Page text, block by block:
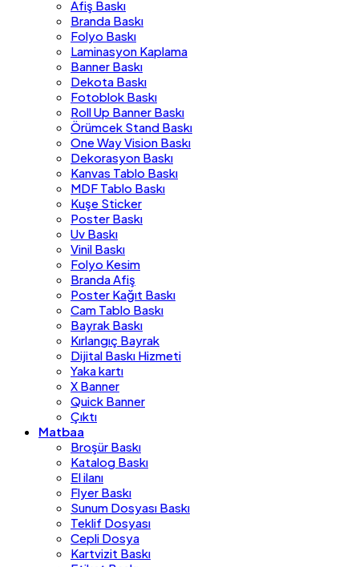
Afiş Baskı
Branda Baskı
Folyo Baskı
Laminasyon Kaplama
Banner Baskı
Dekota Baskı
Fotoblok Baskı
Roll Up Banner Baskı
Örümcek Stand Baskı
One Way Vision Baskı
Dekorasyon Baskı
Kanvas Tablo Baskı
MDF Tablo Baskı
Kuşe Sticker
Poster Baskı
Uv Baskı
Vinil Baskı
Folyo Kesim
Branda Afiş
Poster Kağıt Baskı
Cam Tablo Baskı
Bayrak Baskı
Kırlangıç Bayrak
Dijital Baskı Hizmeti
Yaka kartı
X Banner
Quick Banner
Çıktı
Matbaa
Broşür Baskı
Katalog Baskı
El ilanı
Flyer Baskı
Sunum Dosyası Baskı
Teklif Dosyası
Cepli Dosya
Kartvizit Baskı